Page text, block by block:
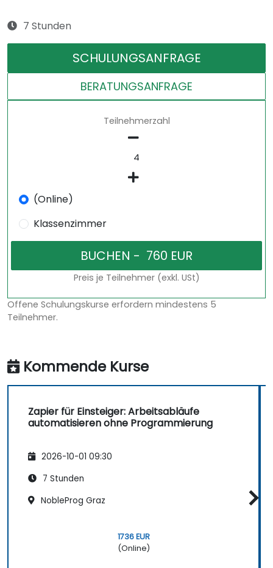
7 Stunden
SCHULUNGSANFRAGE
BERATUNGSANFRAGE
Teilnehmerzahl
(Online)
Klassenzimmer
Preis je Teilnehmer (exkl. USt)
Offene Schulungskurse erfordern mindestens 5
Teilnehmer.
Kommende Kurse
Zapier für Einsteiger: Arbeitsabläufe
automatisieren ohne Programmierung
2026-10-01 09:30
7 Stunden
NobleProg Graz
1736 EUR
(Online)